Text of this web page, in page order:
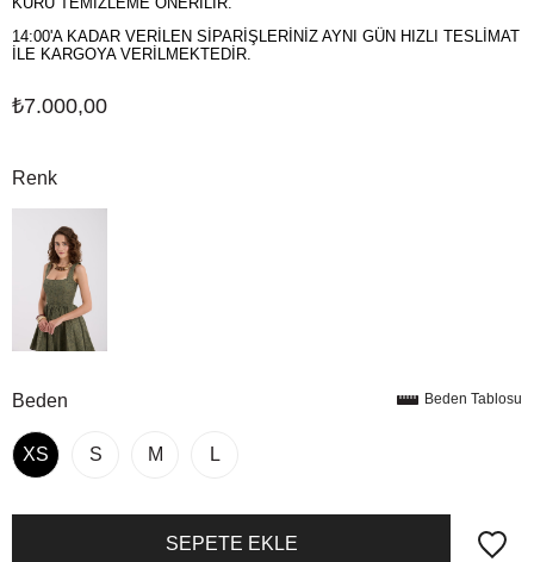
14:00'A KADAR VERİLEN SİPARİŞLERİNİZ AYNI GÜN HIZLI TESLİMAT
İLE KARGOYA VERİLMEKTEDİR.
₺7.000,00
Renk
Beden
XS S M L
Beden Tablosu